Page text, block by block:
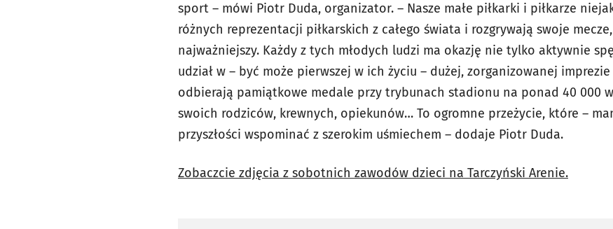
sport – mówi Piotr Duda, organizator. – Nasze małe piłkarki i piłkarze
różnych reprezentacji piłkarskich z całego świata i rozgrywają swoje
najważniejszy. Każdy z tych młodych ludzi ma okazję nie tylko aktywnie
udział w – być może pierwszej w ich życiu – dużej, zorganizowanej
odbierają pamiątkowe medale przy trybunach stadionu na ponad 40 000
swoich rodziców, krewnych, opiekunów… To ogromne przeżycie, które –
przyszłości wspominać z szerokim uśmiechem – dodaje Piotr Duda.
Zobaczcie zdjęcia z sobotnich zawodów dzieci na Tarczyński Arenie.